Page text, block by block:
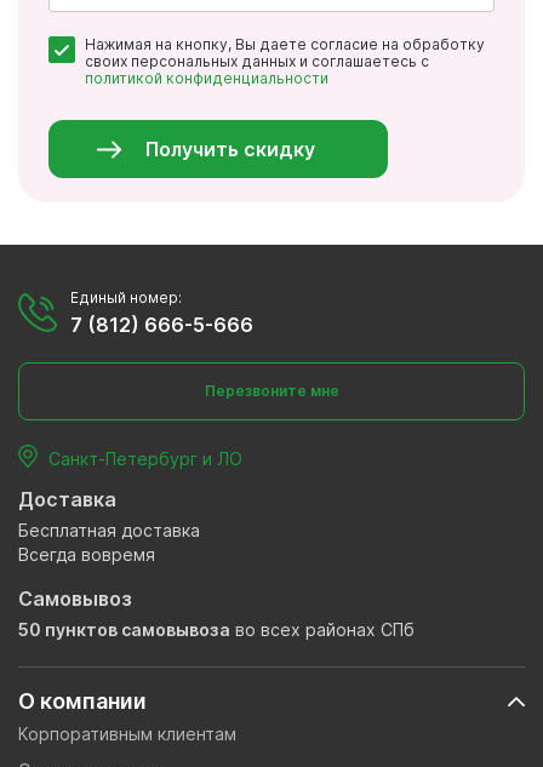
*
Нажимая на кнопку, Вы даете согласие на обработку
своих персональных данных и соглашаетесь с
политикой конфиденциальности
Получить скидку
О компании
Корпоративным клиентам
Единый номер:
7 (812) 666-5-666
Перезвоните мне
Санкт-Петербург и ЛО
Доставка
Бесплатная доставка
Всегда вовремя
Самовывоз
50 пунктов самовывоза во всех районах СПб